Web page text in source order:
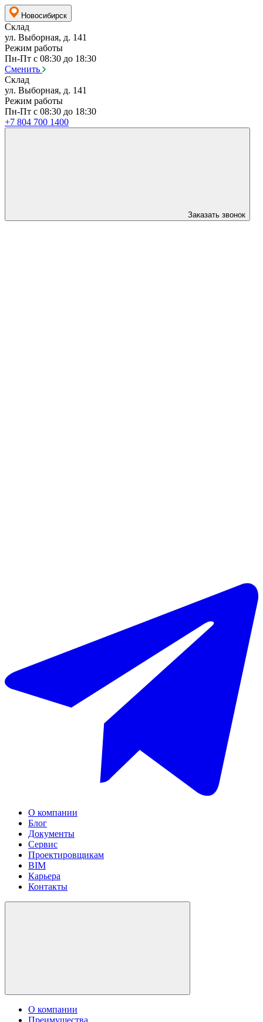
Новосибирск
Склад
ул. Выборная, д. 141
Режим работы
Пн-Пт с 08:30 до 18:30
Сменить
Склад
ул. Выборная, д. 141
Режим работы
Пн-Пт с 08:30 до 18:30
+7 804 700 1400
Заказать звонок
О компании
Блог
Документы
Сервис
Проектировщикам
BIM
Карьера
Контакты
О компании